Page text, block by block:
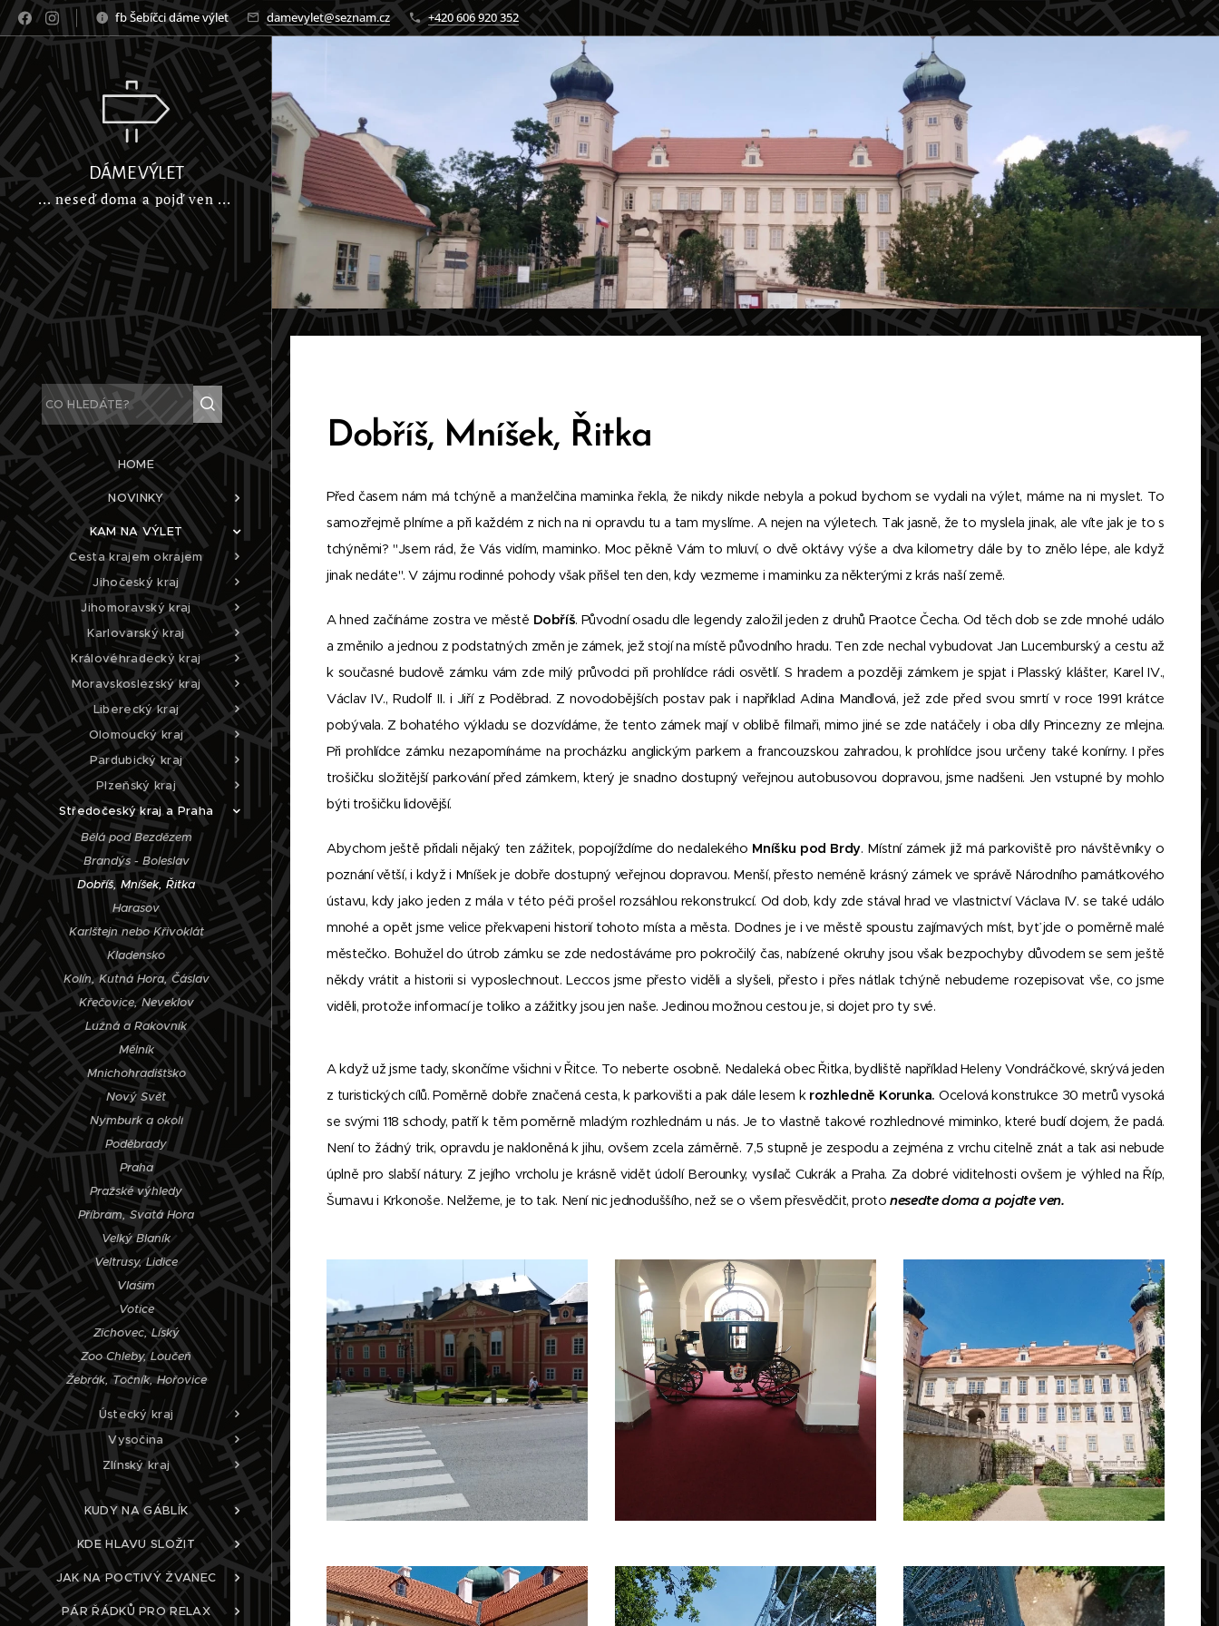
fb Šebíčci dáme výlet damevylet@seznam.cz +420 606 920 352
DÁME VÝLET
... neseď doma a pojď ven ...
HOME
NOVINKY
KAM NA VÝLET
Cesta krajem okrajem
Jihočeský kraj
Jihomoravský kraj
Karlovarský kraj
Královéhradecký kraj
Moravskoslezský kraj
Liberecký kraj
Olomoucký kraj
Pardubický kraj
Plzeňský kraj
Středočeský kraj a Praha
Bělá pod Bezdězem
Brandýs - Boleslav
Dobříš, Mníšek, Řitka
Harasov
Karlštejn nebo Křivoklát
Kladensko
Kolín, Kutná Hora, Čáslav
Křečovice, Neveklov
Lužná a Rakovník
Mělník
Mnichohradišťsko
Nový Svět
Nymburk a okolí
Poděbrady
Praha
Pražské výhledy
Příbram, Svatá Hora
Velký Blaník
Veltrusy, Lidice
Vlašim
Votice
Zichovec, Líský
Zoo Chleby, Loučeň
Žebrák, Točník, Hořovice
Ústecký kraj
Vysočina
Zlínský kraj
KUDY NA GÁBLÍK
KDE HLAVU SLOŽIT
JAK NA POCTIVÝ ŽVANEC
PÁR ŘÁDKŮ PRO RELAX
Dobříš, Mníšek, Řitka
Před časem nám má tchýně a manželčina maminka řekla, že nikdy nikde nebyla a pokud bychom se vydali na výlet, máme na ni myslet. To
samozřejmě plníme a při každém z nich na ni opravdu tu a tam myslíme. A nejen na výletech. Tak jasně, že to myslela jinak, ale víte jak je to s
tchýněmi? "Jsem rád, že Vás vidím, maminko. Moc pěkně Vám to mluví, o dvě oktávy výše a dva kilometry dále by to znělo lépe, ale když
jinak nedáte". V zájmu rodinné pohody však přišel ten den, kdy vezmeme i maminku za některými z krás naší země.
A hned začínáme zostra ve městě Dobříš. Původní osadu dle legendy založil jeden z druhů Praotce Čecha. Od těch dob se zde mnohé událo
a změnilo a jednou z podstatných změn je zámek, jež stojí na místě původního hradu. Ten zde nechal vybudovat Jan Lucemburský a cestu až
k současné budově zámku vám zde milý průvodci při prohlídce rádi osvětlí. S hradem a později zámkem je spjat i Plasský klášter, Karel IV.,
Václav IV., Rudolf II. i Jiří z Poděbrad. Z novodobějších postav pak i například Adina Mandlová, jež zde před svou smrtí v roce 1991 krátce
pobývala. Z bohatého výkladu se dozvídáme, že tento zámek mají v oblibě filmaři, mimo jiné se zde natáčely i oba díly Princezny ze mlejna.
Při prohlídce zámku nezapomínáme na procházku anglickým parkem a francouzskou zahradou, k prohlídce jsou určeny také konírny. I přes
trošičku složitější parkování před zámkem, který je snadno dostupný veřejnou autobusovou dopravou, jsme nadšeni. Jen vstupné by mohlo
býti trošičku lidovější.
Abychom ještě přidali nějaký ten zážitek, popojíždíme do nedalekého Mníšku pod Brdy. Místní zámek již má parkoviště pro návštěvníky o
poznání větší, i když i Mníšek je dobře dostupný veřejnou dopravou. Menší, přesto neméně krásný zámek ve správě Národního památkového
ústavu, kdy jako jeden z mála v této péči prošel rozsáhlou rekonstrukcí. Od dob, kdy zde stával hrad ve vlastnictví Václava IV. se také událo
mnohé a opět jsme velice překvapeni historií tohoto místa a města. Dodnes je i ve městě spoustu zajímavých míst, byť jde o poměrně malé
městečko. Bohužel do útrob zámku se zde nedostáváme pro pokročilý čas, nabízené okruhy jsou však bezpochyby důvodem se sem ještě
někdy vrátit a historii si vyposlechnout. Leccos jsme přesto viděli a slyšeli, přesto i přes nátlak tchýně nebudeme rozepisovat vše, co jsme
viděli, protože informací je toliko a zážitky jsou jen naše. Jedinou možnou cestou je, si dojet pro ty své.
A když už jsme tady, skončíme všichni v Řitce. To neberte osobně. Nedaleká obec Řitka, bydliště například Heleny Vondráčkové, skrývá jeden
z turistických cílů. Poměrně dobře značená cesta, k parkovišti a pak dále lesem k rozhledně Korunka. Ocelová konstrukce 30 metrů vysoká
se svými 118 schody, patří k těm poměrně mladým rozhlednám u nás. Je to vlastně takové rozhlednové miminko, které budí dojem, že padá.
Není to žádný trik, opravdu je nakloněná k jihu, ovšem zcela záměrně. 7,5 stupně je zespodu a zejména z vrchu citelně znát a tak asi nebude
úplně pro slabší nátury. Z jejího vrcholu je krásně vidět údolí Berounky, vysílač Cukrák a Praha. Za dobré viditelnosti ovšem je výhled na Říp,
Šumavu i Krkonoše. Nelžeme, je to tak. Není nic jednoduššího, než se o všem přesvědčit, protoneseďte doma a pojďte ven.